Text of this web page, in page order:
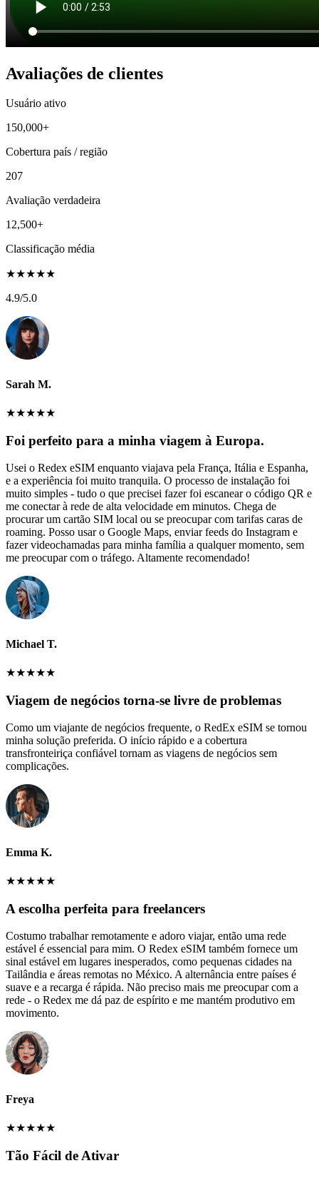
Avaliações de clientes
Usuário ativo
150,000+
Cobertura país / região
207
Avaliação verdadeira
12,500+
Classificação média
★★★★★
4.9/5.0
Sarah M.
★★★★★
Foi perfeito para a minha viagem à Europa.
Usei o Redex eSIM enquanto viajava pela França, Itália e Espanha,
e a experiência foi muito tranquila. O processo de instalação foi
muito simples - tudo o que precisei fazer foi escanear o código QR e
me conectar à rede de alta velocidade em minutos. Chega de
procurar um cartão SIM local ou se preocupar com tarifas caras de
roaming. Posso usar o Google Maps, enviar feeds do Instagram e
fazer videochamadas para minha família a qualquer momento, sem
me preocupar com o tráfego. Altamente recomendado!
Michael T.
★★★★★
Viagem de negócios torna-se livre de problemas
Como um viajante de negócios frequente, o RedEx eSIM se tornou
minha solução preferida. O início rápido e a cobertura
transfronteiriça confiável tornam as viagens de negócios sem
complicações.
Emma K.
★★★★★
A escolha perfeita para freelancers
Costumo trabalhar remotamente e adoro viajar, então uma rede
estável é essencial para mim. O Redex eSIM também fornece um
sinal estável em lugares inesperados, como pequenas cidades na
Tailândia e áreas remotas no México. A alternância entre países é
suave e a recarga é rápida. Não preciso mais me preocupar com a
rede - o Redex me dá paz de espírito e me mantém produtivo em
movimento.
Freya
★★★★★
Tão Fácil de Ativar